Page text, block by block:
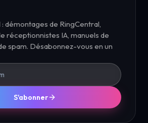
démontages de RingCentral,
réceptionnistes IA, manuels de
spam. Désabonnez-vous en un
S'abonner